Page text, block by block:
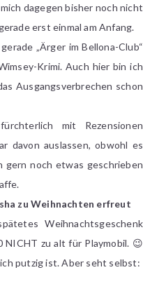
dagegen bisher noch nicht
erst einmal am Anfang.
„Ärger im Bellona-Club“
Krimi. Auch hier bin ich
Ausgangsverbrechen schon
mit Rezensionen
davon auslassen, obwohl es
gern noch etwas geschrieben
zu Weihnachten erfreut
Weihnachtsgeschenk
NICHT zu alt für Playmobil. 😉
putzig ist. Aber seht selbst: